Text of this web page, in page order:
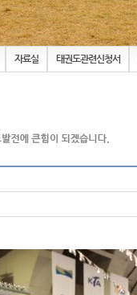
자료실 태권도관련신청서